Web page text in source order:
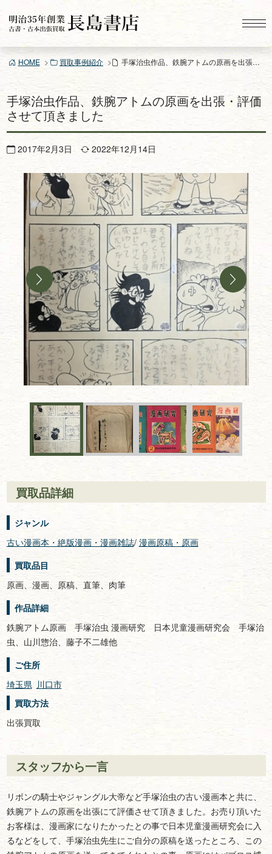
ン
ツ
ス
HOME 買取事例紹介 手塚治虫作品、鉄腕アトムの原画を出張・評価させて頂きました
手塚治虫作品、鉄腕アトムの原画を出張・評価
させて頂きました
2017年2月3日 2022年12月14日
買取品詳細
ジャンル
古い漫画本・絶版漫画・漫画雑誌/ 漫画原稿・原画
買取品目
原画、漫画、原稿、直筆、肉筆
作品詳細
鉄腕アトム原画 手塚治虫 漫画研究 日本児童漫画研究会 手塚治
虫、山川惣治、藤子不二雄他
ご住所
埼玉県 川口市
買取方法
出張買取
スタッフから一言
リボンの騎士やジャングル大帝など手塚治虫の古い漫画本と共に、
鉄腕アトムの原画を出張にて評価させて頂きました。お売り頂いた
お客様は、漫画家になりたかったとの事で日本児童漫画研究会に入
るなどをして、手塚治虫先生にご自分の原稿を送ったところ、この